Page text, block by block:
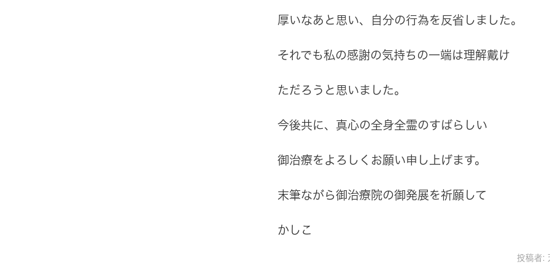
厚いなあと思い、自分の行為を反省しました。
それでも私の感謝の気持ちの一端は理解戴け
ただろうと思いました。
今後共に、真心の全身全霊のすばらしい
御治療をよろしくお願い申し上げます。
末筆ながら御治療院の御発展を祈願して
かしこ
投稿者: